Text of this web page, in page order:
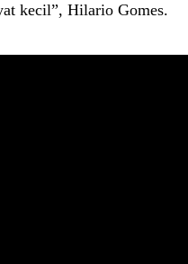
kecil”, Hilario Gomes.